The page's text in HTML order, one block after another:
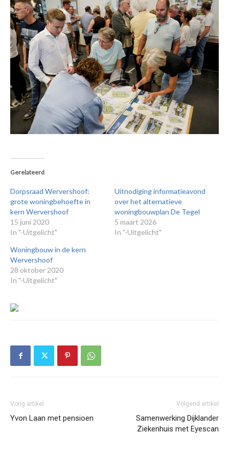
Gerelateerd
Dorpsraad Wervershoof:
grote woningbehoefte in
kern Wervershoof
15 juni 2020
In "-Uitgelicht"
Uitnodiging informatieavond
over het alternatieve
woningbouwplan De Tegel
5 maart 2026
In "-Uitgelicht"
Woningbouw in de kern
Wervershoof
28 oktober 2020
In "-Uitgelicht"
Vorig artikel
Yvon Laan met pensioen
Volgend artikel
Samenwerking Dijklander
Ziekenhuis met Eyescan